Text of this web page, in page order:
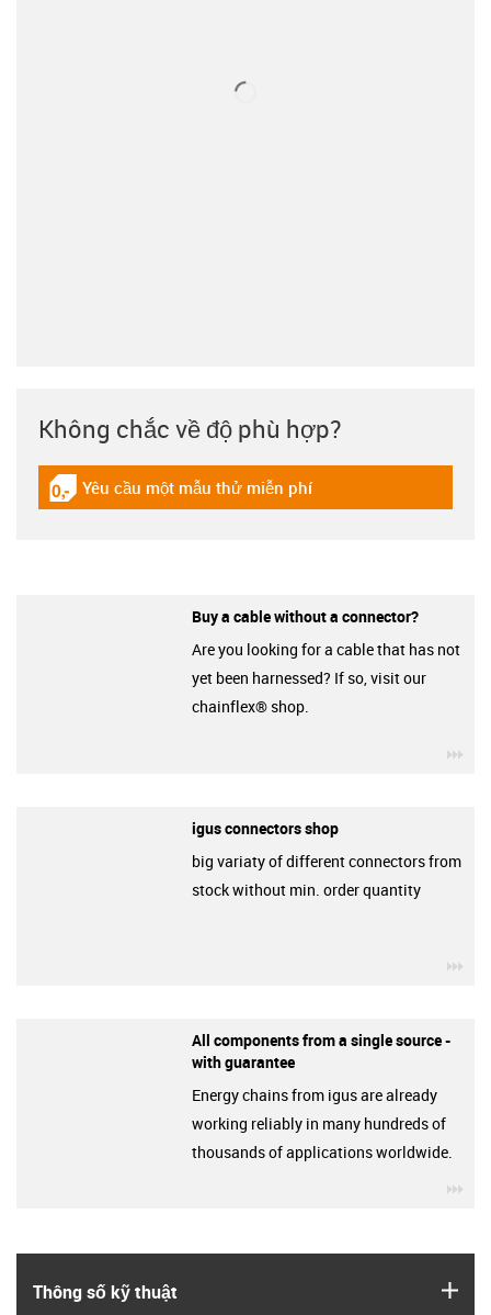
Thông số kỹ thuật
Không chắc về độ phù hợp?
igus-icon-gratismuster
Yêu cầu một mẫu thử miễn phí
Buy a cable without a connector?
Are you looking for a cable that has not
yet been harnessed? If so, visit our
chainflex® shop.
igus connectors shop
big variaty of different connectors from
stock without min. order quantity
All components from a single source -
with guarantee
Energy chains from igus are already
working reliably in many hundreds of
thousands of applications worldwide.